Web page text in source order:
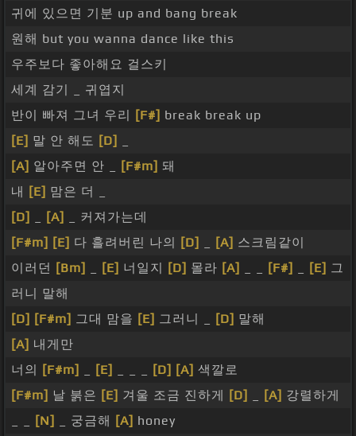
귀에 있으면 기분 up and bang break
원해 but you wanna dance like this
우주보다 좋아해요 걸스키
세계 감기 _ 귀엽지
반이 빠져 그녀 우리
[F#] break break up
[E] 말 안 해도 [D]
[A] 알아주면 안 _ [F#m] 돼
내
[E] 맘은 더 _
[D]
[A]
_ 커져가는데
[F#m] [E] 다 흘려버린 나의 [D] [A] 스크림같이
이러던 [Bm] [E] 너일지 [D] 몰라 [A] [F#] [E] 그
러니 말해
[D] [F#m] 그대 맘을 [E] 그러니 _ [D] 말해
[A] 내게만
너의
[F#m] [E] [D] [A] 색깔로
[F#m] 날 붉은 [E] 겨울 조금 진하게 [D] [A] 강렬하게
[N] _ 궁금해 [A] honey